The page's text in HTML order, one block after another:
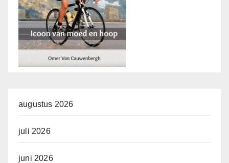
augustus 2026
juli 2026
juni 2026